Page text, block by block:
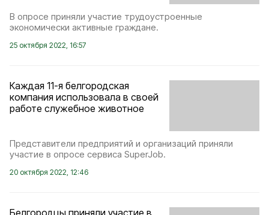
В опросе приняли участие трудоустроенные
экономически активные граждане.
25 октября 2022, 16:57
Каждая 11-я белгородская
компания использовала в своей
работе служебное животное
Представители предприятий и организаций приняли
участие в опросе сервиса SuperJob.
20 октября 2022, 12:46
Белгородцы приняли участие в